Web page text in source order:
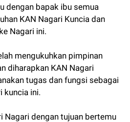
dengan bapak ibu semua
KAN Nagari Kuncia dan
Nagari ini.
mengukuhkan pimpinan
diharapkan KAN Nagari
tugas dan fungsi sebagai
kuncia ini.
Nagari dengan tujuan bertemu